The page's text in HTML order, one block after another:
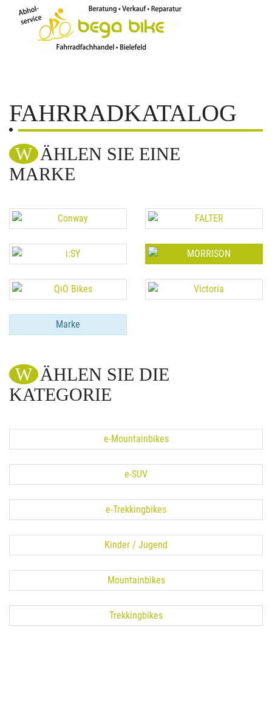
FAHRRADKATALOG
WÄHLEN SIE EINE
MARKE
Marke
WÄHLEN SIE DIE
KATEGORIE
e-Mountainbikes
e-SUV
e-Trekkingbikes
Kinder / Jugend
Mountainbikes
Trekkingbikes